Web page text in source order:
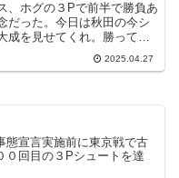
、ホグの３Pで前半で勝負あ
だった。今日は秋田の今シ
成を見せてくれ。勝ってイ
るのか？試合結果・速報
35節4月27日秋田ノーザン
2025.04.27
態宣言実施前に東京戦で古
０回目の３Pシュートを達